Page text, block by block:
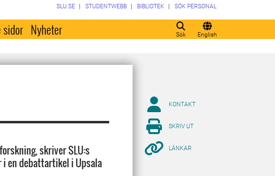
Sök English
SLU.SE STUDENTWEBB BIBLIOTEK SÖK PERSONAL
sidor Nyheter
skriver SLU:s
en debattartikel i Upsala
KONTAKT
SKRIV UT
LÄNKAR